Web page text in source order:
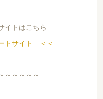
イトはこちら
トサイト ＜＜
～～～～～